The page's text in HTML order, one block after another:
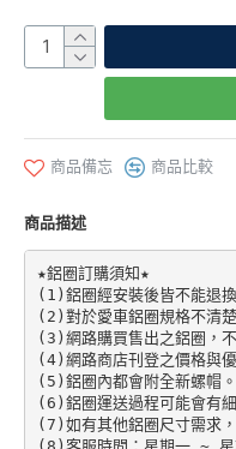
商品備忘 商品比較
商品描述
★鋁圈訂購須知★
(1)鋁圈經安裝後皆不能退
(2)對於愛車鋁圈規格不清
(3)網路購買售出之鋁圈，
(4)網路商店刊登之價格與
(5)鋁圈內都會附全新螺帽。
(6)鋁圈運送過程可能會有
(7)如有其他鋁圈尺寸需求
(8)客服時間：星期一 ~ 星